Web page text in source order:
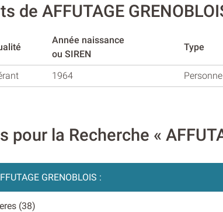
de AFFUTAGE
Année naissance
ou SIREN
Type
1964
la Recherche «
GRENOBLOIS :
(38)